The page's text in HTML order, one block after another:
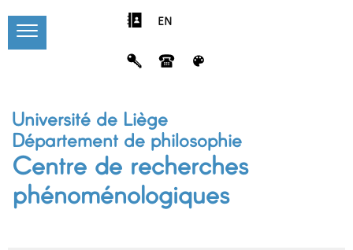
EN
Université de Liège
Département de philosophie
Centre de recherches
phénoménologiques